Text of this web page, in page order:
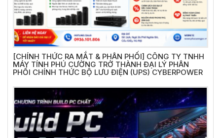
[CHÍNH THỨC RA MẮT & PHÂN PHỐI] CÔNG TY TNHH
MÁY TÍNH PHÚ CƯỜNG TRỞ THÀNH ĐẠI LÝ PHÂN
PHỐI CHÍNH THỨC BỘ LƯU ĐIỆN (UPS) CYBERPOWER